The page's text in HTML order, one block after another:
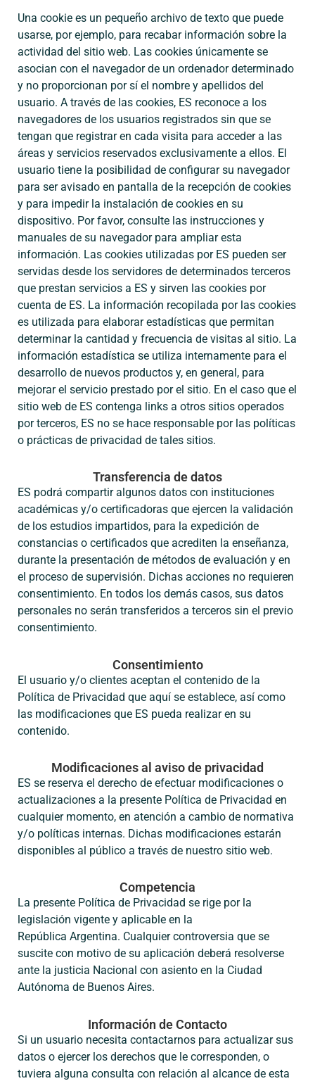
Una cookie es un pequeño archivo de texto que puede
usarse, por ejemplo, para recabar información sobre la
actividad del sitio web. Las cookies únicamente se
asocian con el navegador de un ordenador determinado
y no proporcionan por sí el nombre y apellidos del
usuario. A través de las cookies, ES reconoce a los
navegadores de los usuarios registrados sin que se
tengan que registrar en cada visita para acceder a las
áreas y servicios reservados exclusivamente a ellos. El
usuario tiene la posibilidad de configurar su navegador
para ser avisado en pantalla de la recepción de cookies
y para impedir la instalación de cookies en su
dispositivo. Por favor, consulte las instrucciones y
manuales de su navegador para ampliar esta
información. Las cookies utilizadas por ES pueden ser
servidas desde los servidores de determinados terceros
que prestan servicios a ES y sirven las cookies por
cuenta de ES. La información recopilada por las cookies
es utilizada para elaborar estadísticas que permitan
determinar la cantidad y frecuencia de visitas al sitio. La
información estadística se utiliza internamente para el
desarrollo de nuevos productos y, en general, para
mejorar el servicio prestado por el sitio. En el caso que el
sitio web de ES contenga links a otros sitios operados
por terceros, ES no se hace responsable por las políticas
o prácticas de privacidad de tales sitios.
Transferencia de datos
ES podrá compartir algunos datos con instituciones
académicas y/o certificadoras que ejercen la validación
de los estudios impartidos, para la expedición de
constancias o certificados que acrediten la enseñanza,
durante la presentación de métodos de evaluación y en
el proceso de supervisión. Dichas acciones no requieren
consentimiento. En todos los demás casos, sus datos
personales no serán transferidos a terceros sin el previo
consentimiento.
Consentimiento
El usuario y/o clientes aceptan el contenido de la
Política de Privacidad que aquí se establece, así como
las modificaciones que ES pueda realizar en su
contenido.
Modificaciones al aviso de privacidad
ES se reserva el derecho de efectuar modificaciones o
actualizaciones a la presente Política de Privacidad en
cualquier momento, en atención a cambio de normativa
y/o políticas internas. Dichas modificaciones estarán
disponibles al público a través de nuestro sitio web.
Competencia
La presente Política de Privacidad se rige por la
legislación vigente y aplicable en la
República Argentina. Cualquier controversia que se
suscite con motivo de su aplicación deberá resolverse
ante la justicia Nacional con asiento en la Ciudad
Autónoma de Buenos Aires.
Información de Contacto
Si un usuario necesita contactarnos para actualizar sus
datos o ejercer los derechos que le corresponden, o
tuviera alguna consulta con relación al alcance de esta